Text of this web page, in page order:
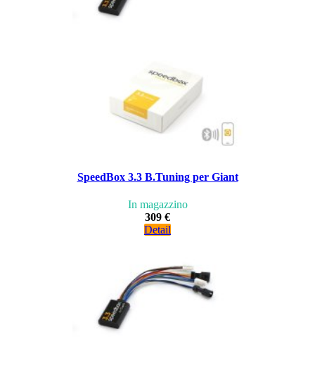
SpeedBox 3.3 B.Tuning per Giant
In magazzino
309 €
Detail